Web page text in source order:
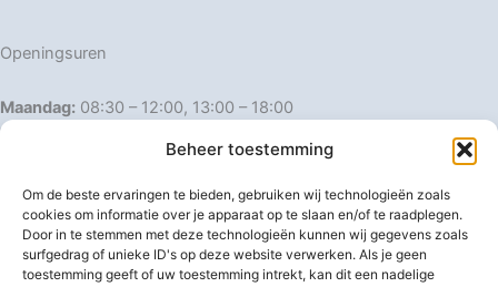
Beheer toestemming
Om de beste ervaringen te bieden, gebruiken wij technologieën zoals
cookies om informatie over je apparaat op te slaan en/of te raadplegen.
Door in te stemmen met deze technologieën kunnen wij gegevens zoals
surfgedrag of unieke ID's op deze website verwerken. Als je geen
toestemming geeft of uw toestemming intrekt, kan dit een nadelige
Openingsuren
Maandag: 08:30 – 12:00, 13:00 – 18:00
Dinsdag:
08:30 – 12:00, 13:00 – 18:00
Donderdag: 08:30 – 12:00, 13:00 – 18:00
Vrijdag: 08:30 – 12:00, 13:00 – 18:00
Zaterdag: 08:30 – 16:00
Zondag: Gesloten